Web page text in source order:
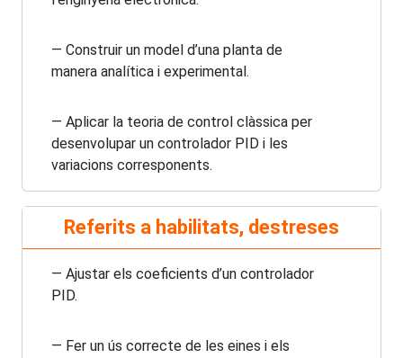
— Construir un model d’una planta de
manera analítica i experimental.
— Aplicar la teoria de control clàssica per
desenvolupar un controlador PID i les
variacions corresponents.
Referits a habilitats, destreses
— Ajustar els coeficients d’un controlador
PID.
— Fer un ús correcte de les eines i els